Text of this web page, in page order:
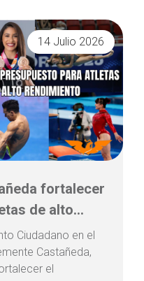
14 Julio 2026
fortalecer
de alto...
Ciudadano en el
Castañeda,
el